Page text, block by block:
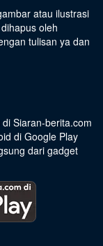
atau ilustrasi
oleh
tulisan ya dan
Siaran-berita.com
di Google Play
dari gadget